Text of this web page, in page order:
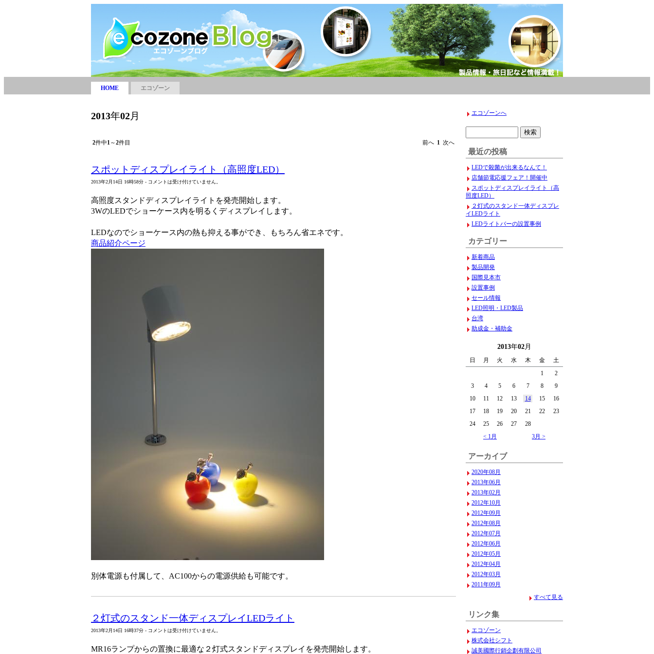
HOME エコゾーン
2013年02月
2件中1～2件目 前へ 1 次へ
スポットディスプレイライト（高照度LED）
2013年2月14日 16時58分 - コメントは受け付けていません。
高照度スタンドディスプレイライトを発売開始します。
3WのLEDでショーケース内を明るくディスプレイします。
LEDなのでショーケース内の熱も抑える事ができ、もちろん省エネです。
商品紹介ページ
別体電源も付属して、AC100からの電源供給も可能です。
２灯式のスタンド一体ディスプレイLEDライト
2013年2月14日 16時37分 - コメントは受け付けていません。
MR16ランプからの置換に最適な２灯式スタンドディスプレイを発売開始します。
エコゾーンへ
最近の投稿
LEDで殺菌が出来るなんて！
店舗節電応援フェア！開催中
スポットディスプレイライト（高
照度LED）
２灯式のスタンド一体ディスプレ
イLEDライト
LEDライトバーの設置事例
カテゴリー
新着商品
製品開発
国際見本市
設置事例
セール情報
LED照明・LED製品
台湾
助成金・補助金
2013年02月
日 月 火 水 木 金
土
1
2
3
4 5 6 7 8
9
10
11 12 13 14 15
16
17
18 19 20 21 22
23
24
25 26 27
28
< 1月
3月 >
アーカイブ
2020年08月
2013年06月
2013年02月
2012年10月
2012年09月
2012年08月
2012年07月
2012年06月
2012年05月
2012年04月
2012年03月
2011年09月
すべて見る
リンク集
エコゾーン
株式会社シフト
誠美國際行銷企劃有限公司